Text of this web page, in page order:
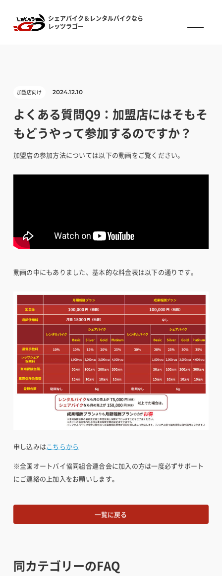
シェアバイク＆レンタルバイクなら
レッツラゴー
シェアバイク&レンタルバイクなら
レッツラゴー
加盟店向け 2024.12.10
よくある質問Q9：加盟店にはそもそ
もどうやって参加するのですか？
加盟店の参加方法については以下の動画をご覧ください。
動画の中にもありました、基本的な料金表は以下の通りです。
申し込みはこちらから
※全国オートバイ協同組合連合会に加入の方は一度必ずサポート
にご連絡の上加入をお願いします。
一覧に戻る
同カテゴリーのFAQ